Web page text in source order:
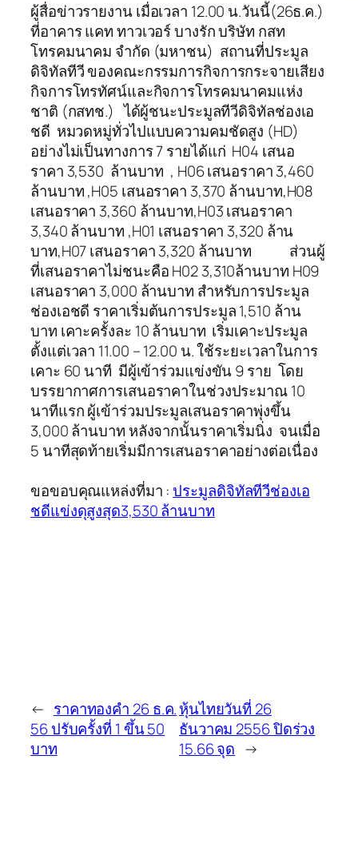
ผู้สื่อข่าวรายงาน เมื่อเวลา 12.00 น.วันนี้(26ธ.ค.)
ที่อาคาร แคท ทาวเวอร์ บางรัก บริษัท กสท
โทรคมนาคม จำกัด (มหาชน) สถานที่ประมูล
ดิจิทัลทีวี ของคณะกรรมการกิจการกระจายเสียง
กิจการโทรทัศน์และกิจการโทรคมนาคมแห่ง
ชาติ (กสทช.) ได้ผู้ชนะประมูลทีวีดิจิทัลช่องเอ
ชดี หมวดหมู่ทั่วไปแบบความคมชัดสูง (HD)
อย่างไม่เป็นทางการ 7 รายได้แก่ H04 เสนอ
ราคา 3,530 ล้านบาท , H06 เสนอราคา 3,460
ล้านบาท ,H05 เสนอราคา 3,370 ล้านบาท,H08
เสนอราคา 3,360 ล้านบาท,H03 เสนอราคา
3,340 ล้านบาท ,H01 เสนอราคา 3,320 ล้าน
บาท,H07 เสนอราคา 3,320 ล้านบาท ส่วนผู้
ที่เสนอราคาไม่ชนะคือ H02 3,310ล้านบาท H09
เสนอราคา 3,000 ล้านบาท สำหรับการประมูล
ช่องเอชดี ราคาเริ่มต้นการประมูล 1,510 ล้าน
บาท เคาะครั้งละ 10 ล้านบาท เริ่มเคาะประมูล
ตั้งแต่เวลา 11.00 – 12.00 น. ใช้ระยะเวลาในการ
เคาะ 60 นาที มีผู้เข้าร่วมแข่งขัน 9 ราย โดย
บรรยากาศการเสนอราคาในช่วงประมาณ 10
นาทีแรก ผู้เข้าร่วมประมูลเสนอราคาพุ่งขึ้น
3,000 ล้านบาท หลังจากนั้นราคาเริ่มนิ่ง จนเมื่อ
5 นาทีสุดท้ายเริ่มมีการเสนอราคาอย่างต่อเนื่อง
ขอขอบคุณแหล่งที่มา : ประมูลดิจิทัลทีวีช่องเอ
ชดีแข่งดุสูงสุด3,530 ล้านบาท
← ราคาทองคำ 26 ธ.ค.
56 ปรับครั้งที่ 1 ขึ้น 50
บาท
หุ้นไทยวันที่ 26
ธันวาคม 2556 ปิดร่วง
15.66 จุด →